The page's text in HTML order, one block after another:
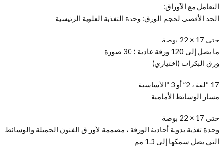
التعامل مع الآوراق:
الحد الأقصى لحجم الورق: وحدة التغذية العلوية الرئيسية
حتى 17 × 22 بوصة
ما يصل إلى 120 ورقة عادية ؛ 30 صورة
ورق البكرات (اختياري)
17 “لفة ، 2” أو 3 “الأساسية
مسار الوسائط الأمامية
حتى 17 × 22 بوصة
وحدة تغذية يدوية أحادية الورقة ، مصممة لأوراق الفنون الجميلة والوسائط
التي يصل سمكها إلى 1.3 مم